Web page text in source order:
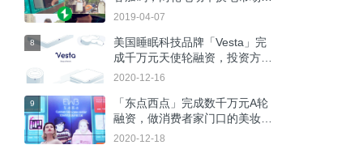
资本青睐
2019-04-07
8
美国睡眠科技品牌「Vesta」完
成千万元天使轮融资，投资方为
天图资本
2020-12-16
9
「东点西点」完成数千万元A轮
融资，做消费者家门口的美妆新
零售
2020-12-18